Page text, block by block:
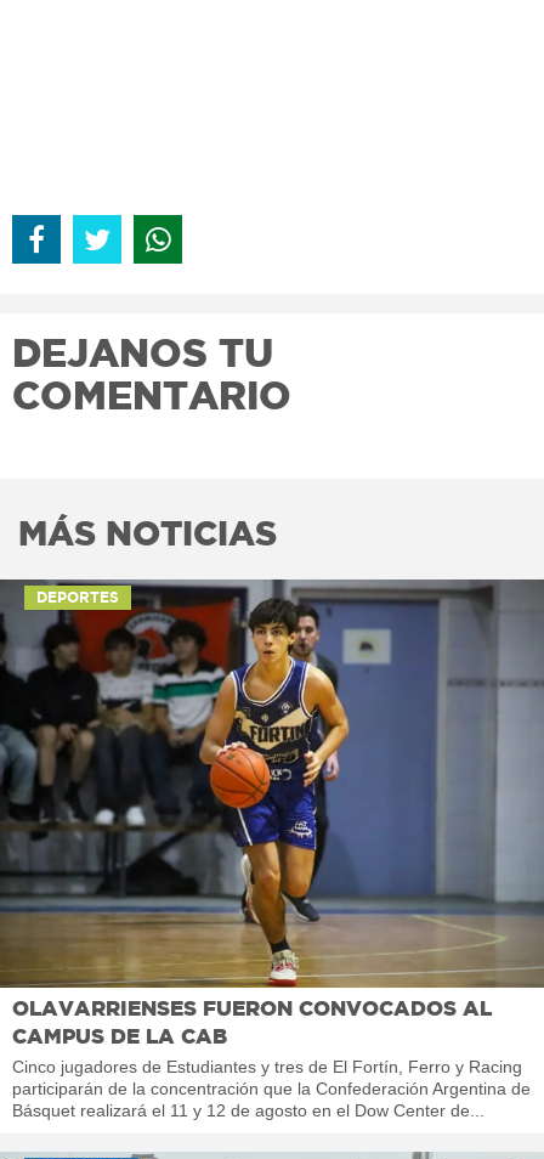
DEJANOS TU
COMENTARIO
MÁS NOTICIAS
DEPORTES
OLAVARRIENSES FUERON CONVOCADOS AL
CAMPUS DE LA CAB
Cinco jugadores de Estudiantes y tres de El Fortín, Ferro y Racing
participarán de la concentración que la Confederación Argentina de
Básquet realizará el 11 y 12 de agosto en el Dow Center de...